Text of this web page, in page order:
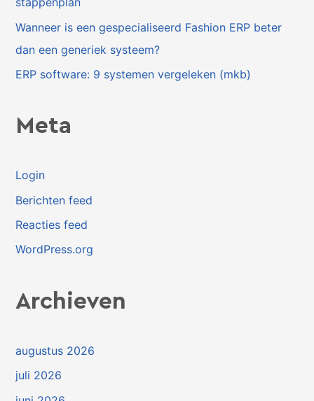
Wanneer is een gespecialiseerd Fashion ERP beter
dan een generiek systeem?
ERP software: 9 systemen vergeleken (mkb)
Meta
Login
Berichten feed
Reacties feed
WordPress.org
Archieven
augustus 2026
juli 2026